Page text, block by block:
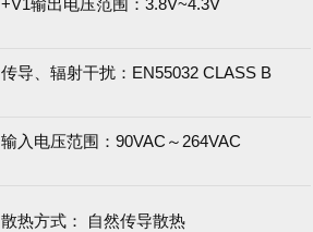
+V1输出电压范围：3.8V~4.3V
传导、辐射干扰：EN55032 CLASS B
输入电压范围：90VAC～264VAC
散热方式： 自然传导散热